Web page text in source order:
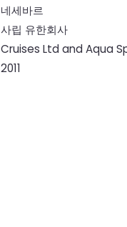
네세바르
사립 유한회사
Cruises Ltd and Aqua
2011